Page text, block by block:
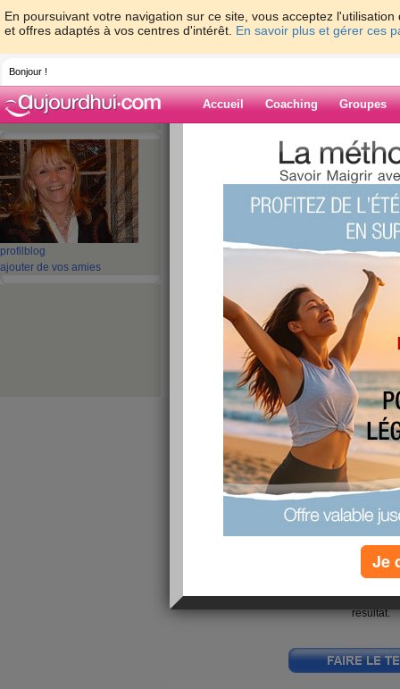
En poursuivant votre navigation sur ce site, vous acceptez
et offres adaptés à vos centres d'intérêt. En savoir plus et gérer ces
Bonjour !
Accueil Coaching Groupes
profil blog
ajouter de vos amies
> > Test:
Blog de
Test: Avez-vous
publié le 24/06/2009 à 11:32
Avez-vous un sixième
Votre flair dépasse-t-il les
toujours raison garder ?
testez votre intuition !
»les autres tests
Bravo Pascale, voici les
Vous faites preuve d'un sixième sens, d'une
peut pas distinguer au premier abord. C'est
fier à votre intuition plutôt qu'à de longs
l'impression de surtout vous embourber.
quotidienne, votre esprit se révèle vif comme
très désagréable car vous avez alors
C'est sans doute parce que vous accordez
sixième sens qui est avant tout chez vous
Veillez parfois à prendre un peu de recul
résultat.
Je